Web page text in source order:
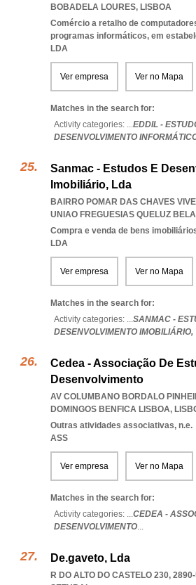
BOBADELA LOURES, LISBOA
Comércio a retalho de
programas informáticos, em
LDA
Ver empresa Ver no Mapa
Matches in the search for:
Activity categories: ...EDDIL -
DESENVOLVIMENTO
Sanmac - Estudos E
Imobiliário, Lda
BAIRRO POMAR DAS CHAVES
UNIAO FREGUESIAS QUELUZ
Compra e venda de bens
LDA
Ver empresa Ver no Mapa
Matches in the search for:
Activity categories: ...SANMAC -
DESENVOLVIMENTO IMOBILIÁRIO,
Cedea - Associação De
Desenvolvimento
AV COLUMBANO BORDALO
DOMINGOS BENFICA LISBOA,
Outras atividades associativas, n.e.
ASS
Ver empresa Ver no Mapa
Matches in the search for:
Activity categories: ...CEDEA -
DESENVOLVIMENTO...
De.gaveto, Lda
R DO ALTO DO CASTELO 230,